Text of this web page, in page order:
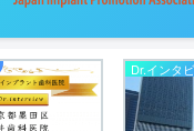
Dr.インタ